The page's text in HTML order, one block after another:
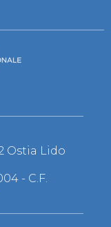
infantile
Ostia Lido
- C.F.